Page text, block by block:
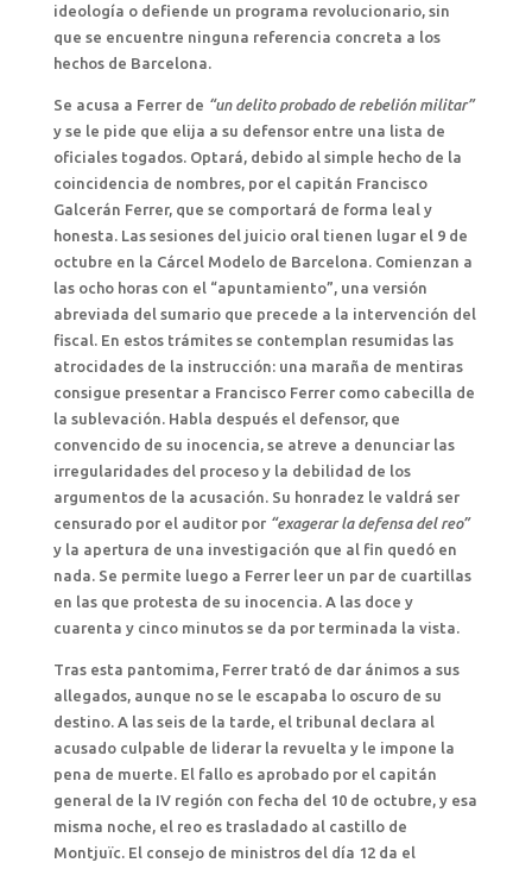
ideología o defiende un programa revolucionario, sin
que se encuentre ninguna referencia concreta a los
hechos de Barcelona.
Se acusa a Ferrer de “un delito probado de rebelión militar”
y se le pide que elija a su defensor entre una lista de
oficiales togados. Optará, debido al simple hecho de la
coincidencia de nombres, por el capitán Francisco
Galcerán Ferrer, que se comportará de forma leal y
honesta. Las sesiones del juicio oral tienen lugar el 9 de
octubre en la Cárcel Modelo de Barcelona. Comienzan a
las ocho horas con el “apuntamiento”, una versión
abreviada del sumario que precede a la intervención del
fiscal. En estos trámites se contemplan resumidas las
atrocidades de la instrucción: una maraña de mentiras
consigue presentar a Francisco Ferrer como cabecilla de
la sublevación. Habla después el defensor, que
convencido de su inocencia, se atreve a denunciar las
irregularidades del proceso y la debilidad de los
argumentos de la acusación. Su honradez le valdrá ser
censurado por el auditor por “exagerar la defensa del reo”
y la apertura de una investigación que al fin quedó en
nada. Se permite luego a Ferrer leer un par de cuartillas
en las que protesta de su inocencia. A las doce y
cuarenta y cinco minutos se da por terminada la vista.
Tras esta pantomima, Ferrer trató de dar ánimos a sus
allegados, aunque no se le escapaba lo oscuro de su
destino. A las seis de la tarde, el tribunal declara al
acusado culpable de liderar la revuelta y le impone la
pena de muerte. El fallo es aprobado por el capitán
general de la IV región con fecha del 10 de octubre, y esa
misma noche, el reo es trasladado al castillo de
Montjuïc. El consejo de ministros del día 12 da el